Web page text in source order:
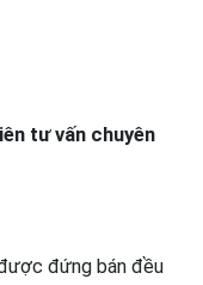
tư vấn chuyên
đứng bán đều